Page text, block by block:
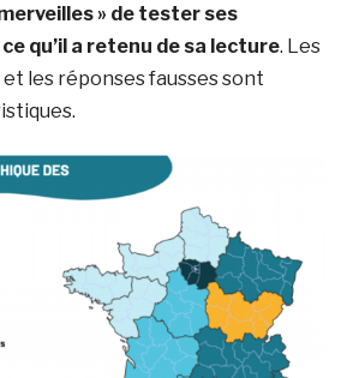
» de tester ses
qu’il a retenu de sa lecture. Les
les réponses fausses sont